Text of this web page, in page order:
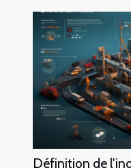
Définition de